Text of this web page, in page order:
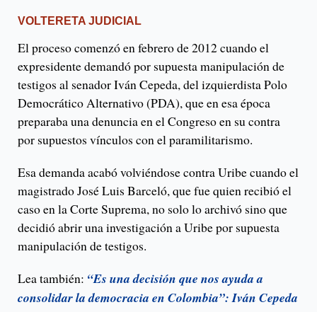
VOLTERETA JUDICIAL
El proceso comenzó en febrero de 2012 cuando el
expresidente demandó por supuesta manipulación de
testigos al senador Iván Cepeda, del izquierdista Polo
Democrático Alternativo (PDA), que en esa época
preparaba una denuncia en el Congreso en su contra
por supuestos vínculos con el paramilitarismo.
Esa demanda acabó volviéndose contra Uribe cuando el
magistrado José Luis Barceló, que fue quien recibió el
caso en la Corte Suprema, no solo lo archivó sino que
decidió abrir una investigación a Uribe por supuesta
manipulación de testigos.
Lea también: “Es una decisión que nos ayuda a
consolidar la democracia en Colombia”: Iván Cepeda